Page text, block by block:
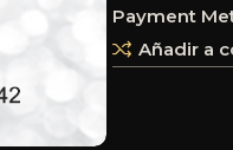
Añadir a
Payment